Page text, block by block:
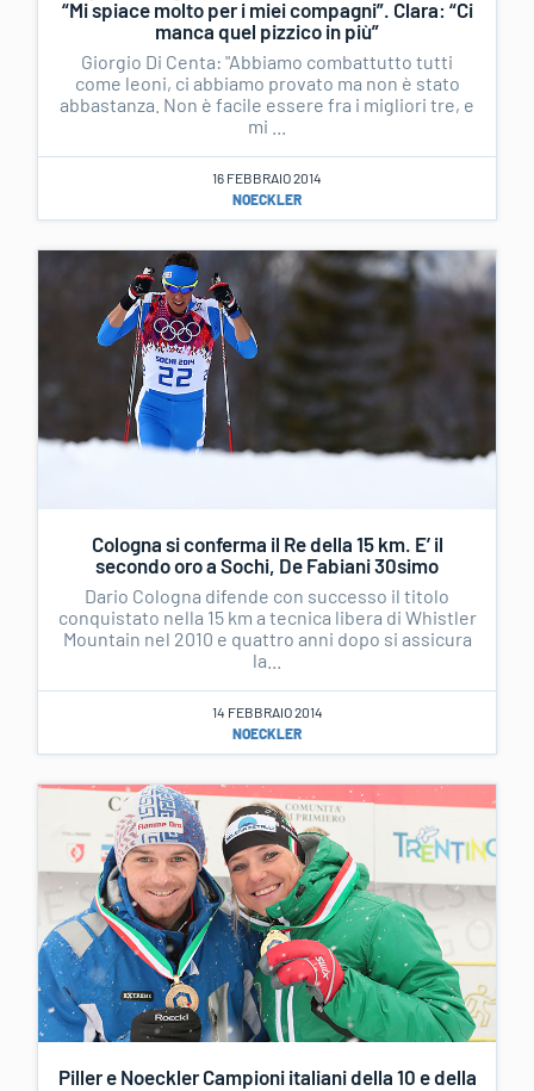
“Mi spiace molto per i miei compagni”. Clara: “Ci
manca quel pizzico in più”
Giorgio Di Centa: "Abbiamo combattutto tutti
come leoni, ci abbiamo provato ma non è stato
abbastanza. Non è facile essere fra i migliori tre, e
mi ...
16 FEBBRAIO 2014
NOECKLER
Cologna si conferma il Re della 15 km. E’ il
secondo oro a Sochi, De Fabiani 30simo
Dario Cologna difende con successo il titolo
conquistato nella 15 km a tecnica libera di Whistler
Mountain nel 2010 e quattro anni dopo si assicura
la...
14 FEBBRAIO 2014
NOECKLER
Piller e Noeckler Campioni italiani della 10 e della